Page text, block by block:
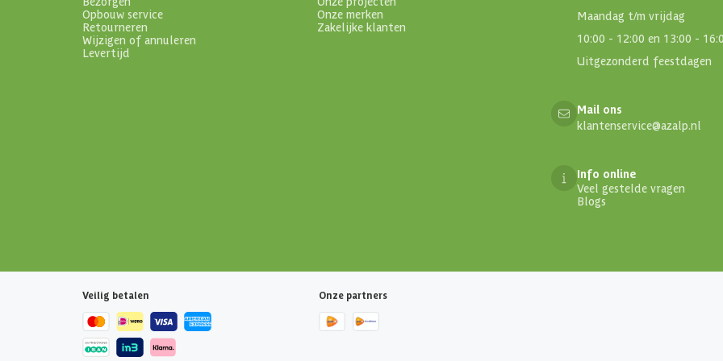
Opbouw service
Retourneren
Wijzigen of annuleren
Levertijd
Onze merken
Zakelijke klanten
Maandag t/m vrijdag
10:00 - 12:00 en 13:00 -
Uitgezonderd feestdagen
Mail ons
klantenservice@azalp.nl
Info online
Veel gestelde vragen
Blogs
Veilig betalen Onze partners